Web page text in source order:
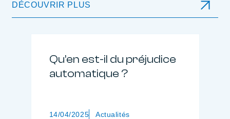
DÉCOUVRIR PLUS
Qu’en est-il du préjudice
automatique ?
14/04/2025 Actualités